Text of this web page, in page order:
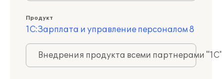
Продукт
1С:Зарплата и управление персоналом 8
Внедрения продукта всеми партнерами